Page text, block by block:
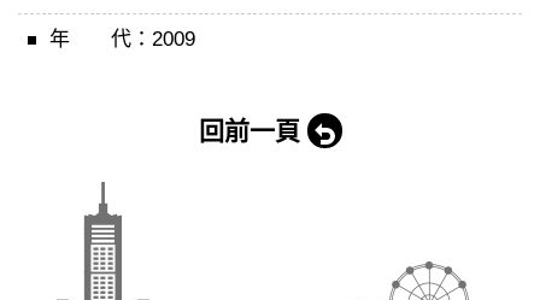
年 代： 2009
回前一頁